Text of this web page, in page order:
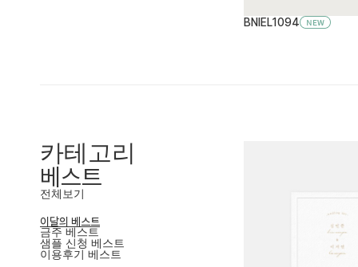
BNIEL1094
카테고리
베스트
전체보기
이달의 베스트
금주 베스트
샘플 신청 베스트
이용후기 베스트